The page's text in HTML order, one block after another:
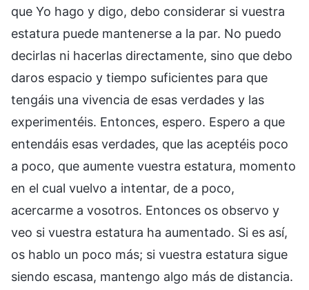
que Yo hago y digo, debo considerar si vuestra
estatura puede mantenerse a la par. No puedo
decirlas ni hacerlas directamente, sino que debo
daros espacio y tiempo suficientes para que
tengáis una vivencia de esas verdades y las
experimentéis. Entonces, espero. Espero a que
entendáis esas verdades, que las aceptéis poco
a poco, que aumente vuestra estatura, momento
en el cual vuelvo a intentar, de a poco,
acercarme a vosotros. Entonces os observo y
veo si vuestra estatura ha aumentado. Si es así,
os hablo un poco más; si vuestra estatura sigue
siendo escasa, mantengo algo más de distancia.